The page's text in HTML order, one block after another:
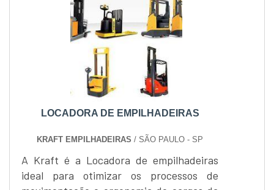
Diagnosticam os equipamentos, Realizam
trocas de peças, Disponibilizam
assistência, Muit....
LOCADORA DE EMPILHADEIRAS
KRAFT EMPILHADEIRAS / SÃO PAULO - SP
A Kraft é a Locadora de empilhadeiras
ideal para otimizar os processos de